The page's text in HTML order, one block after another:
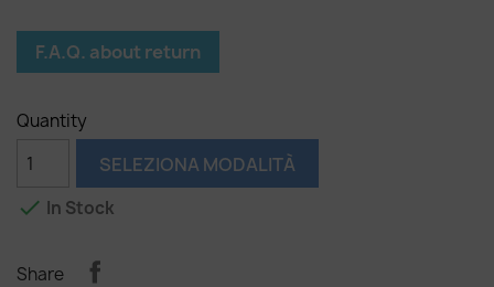
F.A.Q. about return
Quantity
SELEZIONA MODALITÀ
 In Stock
Share